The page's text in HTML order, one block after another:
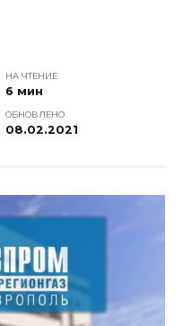
НА ЧТЕНИЕ
6 мин
ОБНОВЛЕНО
08.02.2021